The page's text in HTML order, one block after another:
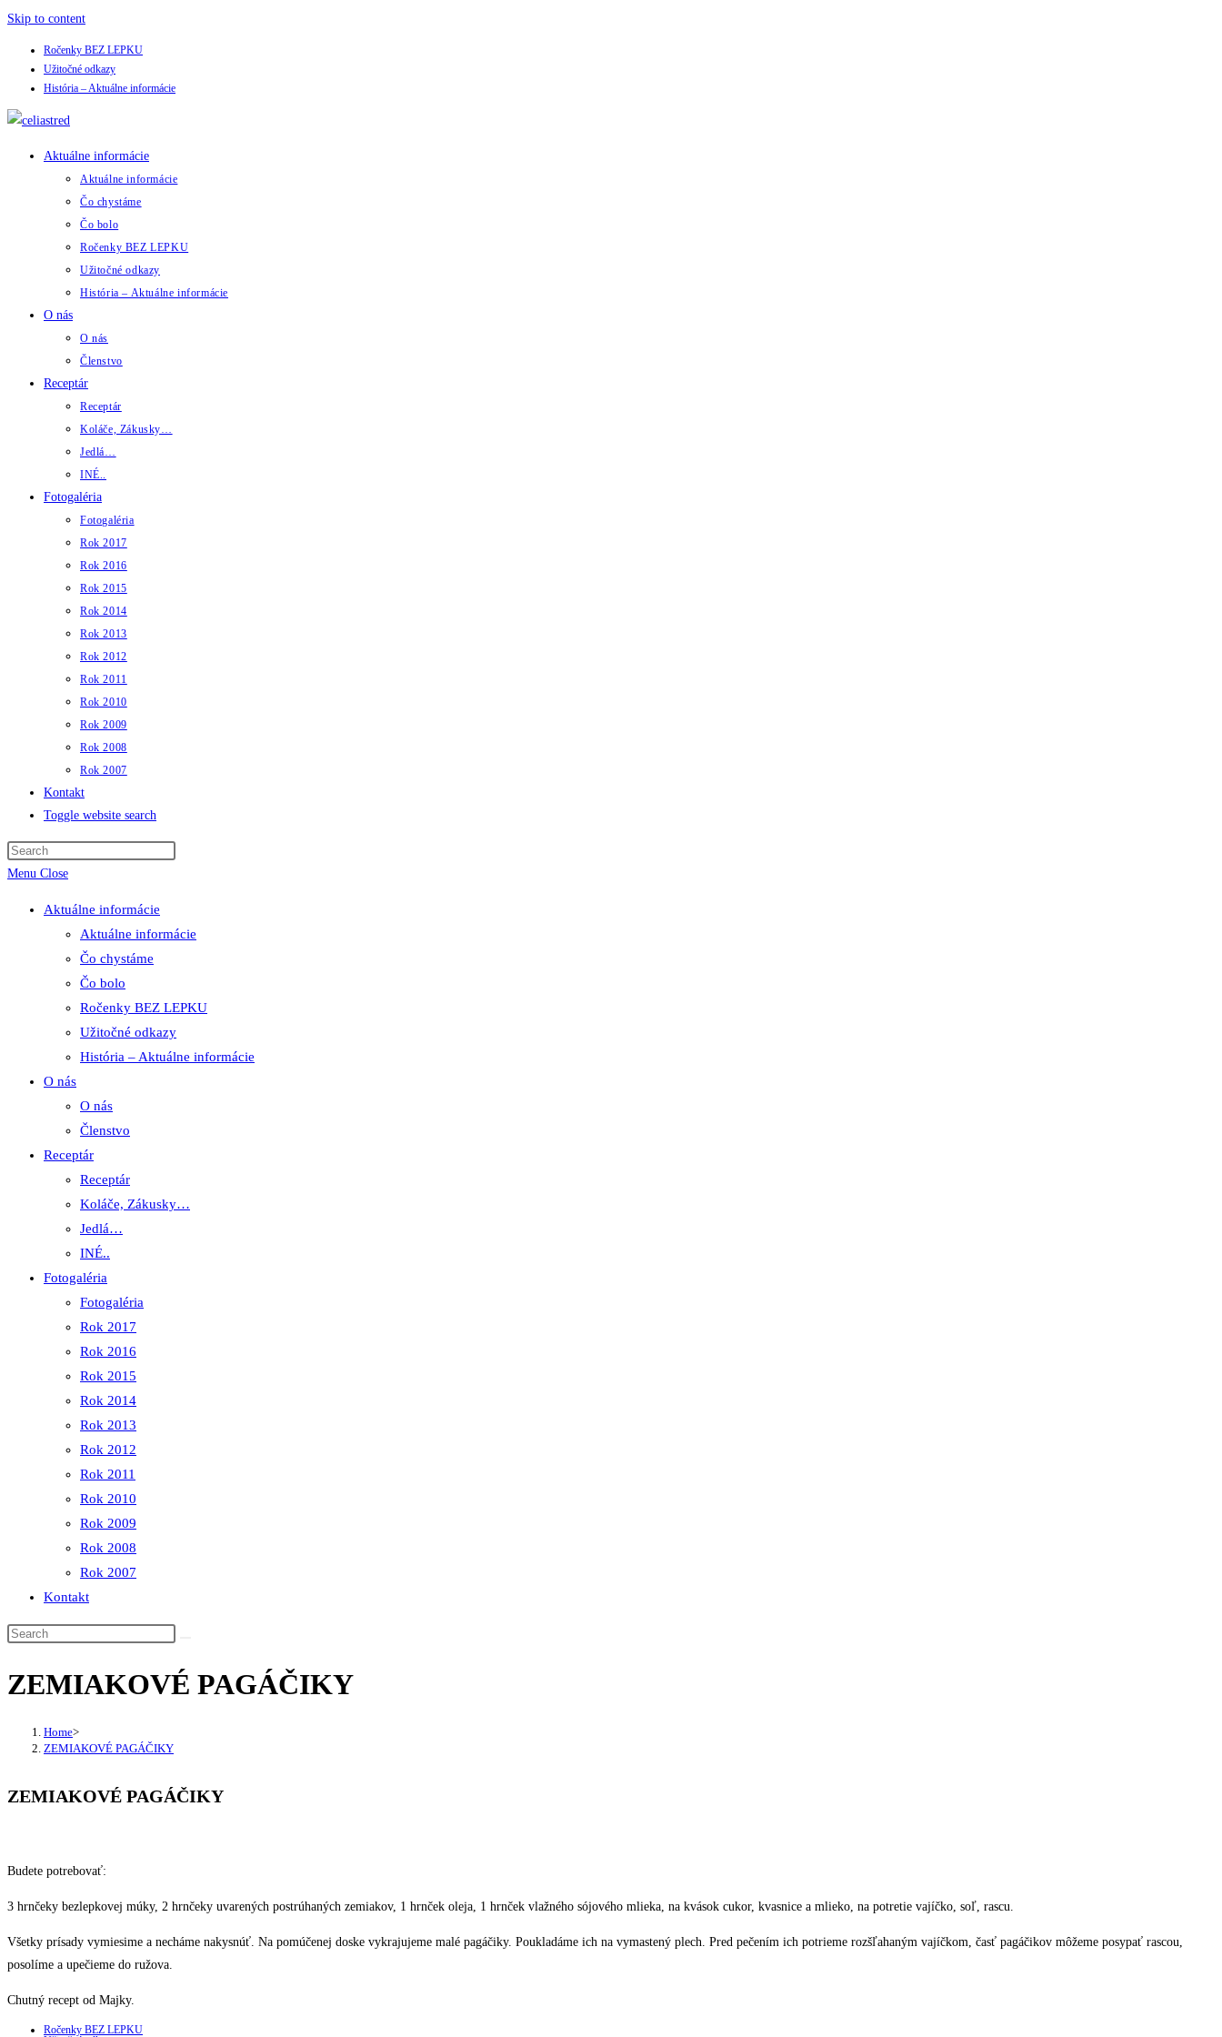
Skip to content
Ročenky BEZ LEPKU
Užitočné odkazy
História – Aktuálne informácie
Aktuálne informácie
Aktuálne informácie
Čo chystáme
Čo bolo
Ročenky BEZ LEPKU
Užitočné odkazy
História – Aktuálne informácie
O nás
O nás
Členstvo
Receptár
Receptár
Koláče, Zákusky…
Jedlá…
INÉ..
Fotogaléria
Fotogaléria
Rok 2017
Rok 2016
Rok 2015
Rok 2014
Rok 2013
Rok 2012
Rok 2011
Rok 2010
Rok 2009
Rok 2008
Rok 2007
Kontakt
Toggle website search
Menu Close
Aktuálne informácie
Aktuálne informácie
Čo chystáme
Čo bolo
Ročenky BEZ LEPKU
Užitočné odkazy
História – Aktuálne informácie
O nás
O nás
Členstvo
Receptár
Receptár
Koláče, Zákusky…
Jedlá…
INÉ..
Fotogaléria
Fotogaléria
Rok 2017
Rok 2016
Rok 2015
Rok 2014
Rok 2013
Rok 2012
Rok 2011
Rok 2010
Rok 2009
Rok 2008
Rok 2007
Kontakt
ZEMIAKOVÉ PAGÁČIKY
Home>
ZEMIAKOVÉ PAGÁČIKY
ZEMIAKOVÉ PAGÁČIKY
Budete potrebovať:
3 hrnčeky bezlepkovej múky, 2 hrnčeky uvarených postrúhaných zemiakov, 1 hrnček oleja, 1 hrnček vlažného sójového mlieka, na kvások cukor, kvasnice a mlieko, na potretie vajíčko, soľ, rascu.
Všetky prísady vymiesime a necháme nakysnúť. Na pomúčenej doske vykrajujeme malé pagáčiky. Poukladáme ich na vymastený plech. Pred pečením ich potrieme rozšľahaným vajíčkom, časť pagáčikov môžeme posypať rascou,
posolíme a upečieme do ružova.
Chutný recept od Majky.
Ročenky BEZ LEPKU